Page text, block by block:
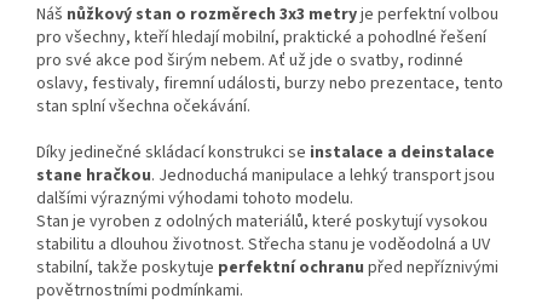
Náš nůžkový stan o rozměrech 3x3 metryje perfektní volbou
pro všechny, kteří hledají mobilní, praktické a pohodlné řešení
pro své akce pod širým nebem. Ať už jde o svatby, rodinné
oslavy, festivaly, firemní události, burzy nebo prezentace, tento
stan splní všechna očekávání.
Díky jedinečné skládací konstrukci se instalace a deinstalace
stane hračkou. Jednoduchá manipulace a lehký transport jsou
dalšími výraznými výhodami tohoto modelu.
Stan je vyroben z odolných materiálů, které poskytují vysokou
stabilitu a dlouhou životnost. Střecha stanu je voděodolná a UV
stabilní, takže poskytuje perfektní ochranu před nepříznivými
povětrnostními podmínkami.